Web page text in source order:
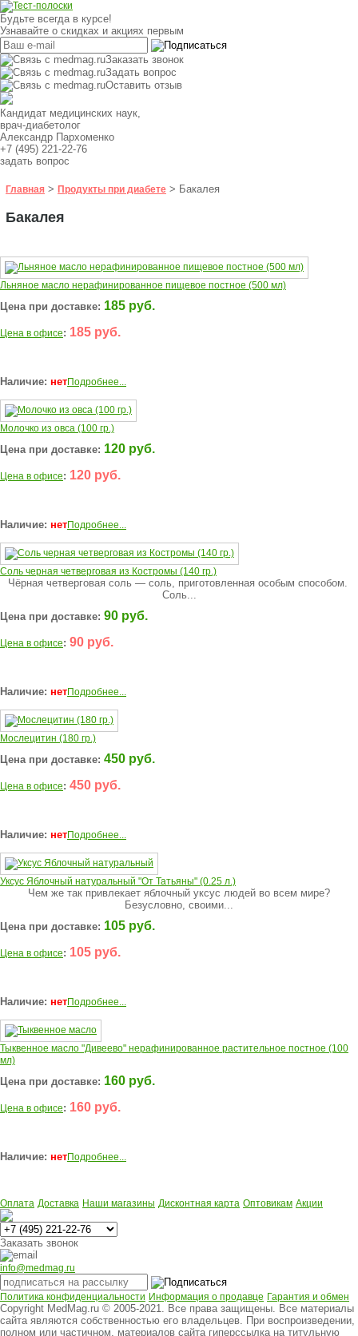
Будьте всегда в курсе!
Узнавайте о скидках и акциях первым
Заказать звонок
Задать вопрос
Оставить отзыв
Кандидат медицинских наук,
врач-диабетолог
Александр Пархоменко
+7 (495) 221-22-76
задать вопрос
Главная > Продукты при диабете > Бакалея
Бакалея
Льняное масло нерафинированное пищевое постное (500 мл)
Цена при доставке: 185 руб.
Цена в офисе: 185 руб.
Наличие: нетПодробнее...
Молочко из овса (100 гр.)
Цена при доставке: 120 руб.
Цена в офисе: 120 руб.
Наличие: нетПодробнее...
Соль черная четверговая из Костромы (140 гр.)
Чёрная четверговая соль — соль, приготовленная особым способом.
Соль...
Цена при доставке: 90 руб.
Цена в офисе: 90 руб.
Наличие: нетПодробнее...
Мослецитин (180 гр.)
Цена при доставке: 450 руб.
Цена в офисе: 450 руб.
Наличие: нетПодробнее...
Уксус Яблочный натуральный "От Татьяны" (0.25 л.)
Чем же так привлекает яблочный уксус людей во всем мире?
Безусловно, своими...
Цена при доставке: 105 руб.
Цена в офисе: 105 руб.
Наличие: нетПодробнее...
Тыквенное масло "Дивеево" нерафинированное растительное постное (100
мл)
Цена при доставке: 160 руб.
Цена в офисе: 160 руб.
Наличие: нетПодробнее...
Оплата Доставка Наши магазины Дисконтная карта Оптовикам Акции
Заказать звонок
info@medmag.ru
Политика конфиденциальности Информация о продавце Гарантия и обмен
Copyright MedMag.ru © 2005-2021. Все права защищены. Все материалы
сайта являются собственностью его владельцев. При воспроизведении,
полном или частичном, материалов сайта гиперссылка на титульную